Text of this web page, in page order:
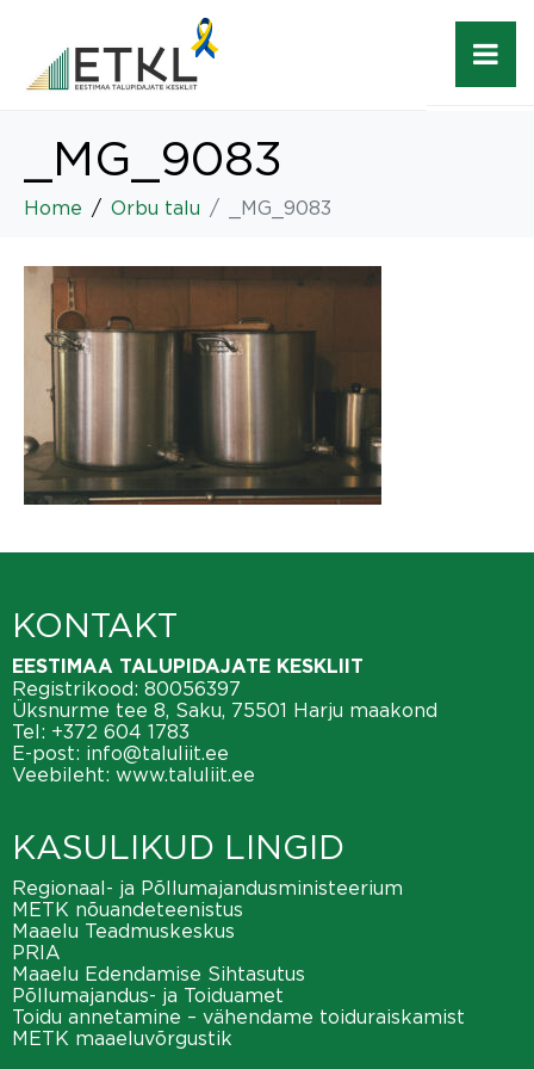
_MG_9083
Home Orbu talu _MG_9083
KONTAKT
EESTIMAA TALUPIDAJATE KESKLIIT
Registrikood: 80056397
Üksnurme tee 8, Saku, 75501 Harju maakond
Tel: +372 604 1783
E-post: info@taluliit.ee
Veebileht: www.taluliit.ee
KASULIKUD LINGID
Regionaal- ja Põllumajandusministeerium
METK nõuandeteenistus
Maaelu Teadmuskeskus
PRIA
Maaelu Edendamise Sihtasutus
Põllumajandus- ja Toiduamet
Toidu annetamine – vähendame toiduraiskamist
METK maaeluvõrgustik